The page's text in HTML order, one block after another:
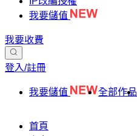
我要儲值
我要收費
登入/註冊
我要儲值 全部作品
首頁